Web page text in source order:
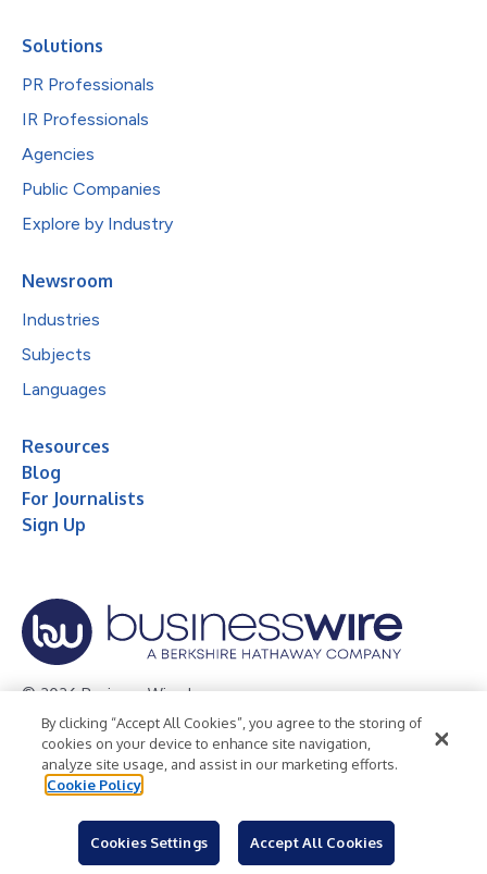
Solutions
PR Professionals
IR Professionals
Agencies
Public Companies
Explore by Industry
Newsroom
Industries
Subjects
Languages
Resources
Blog
For Journalists
Sign Up
© 2026 Business Wire, Inc.
Privacy Policy Cookie Policy
Accessibility Statement
Terms of Use
Legal
By clicking “Accept All Cookies”, you agree to the storing of
cookies on your device to enhance site navigation,
analyze site usage, and assist in our marketing efforts.
Cookie Policy
Cookies Settings Accept All Cookies